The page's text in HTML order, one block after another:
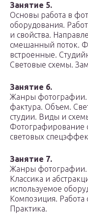
Занятие 5.
Основы работа в
оборудования.
и свойства.
смешанный поток.
встроенные.
Световые схемы.
Занятие 6.
Жанры
фактура. Объем.
студии. Виды и
Фотографирование
световых
Занятие 7.
Жанры фотографии.
Классика и
используемое
Композиция. Работа
Практика.